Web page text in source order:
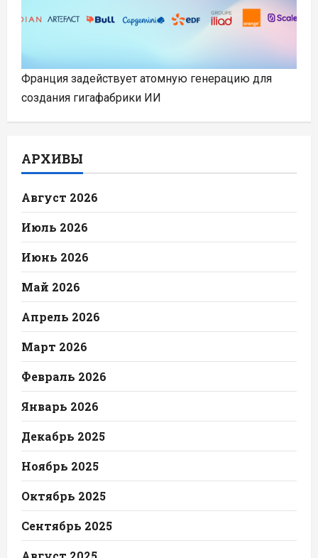
Франция задействует атомную генерацию для
создания гигафабрики ИИ
АРХИВЫ
Август 2026
Июль 2026
Июнь 2026
Май 2026
Апрель 2026
Март 2026
Февраль 2026
Январь 2026
Декабрь 2025
Ноябрь 2025
Октябрь 2025
Сентябрь 2025